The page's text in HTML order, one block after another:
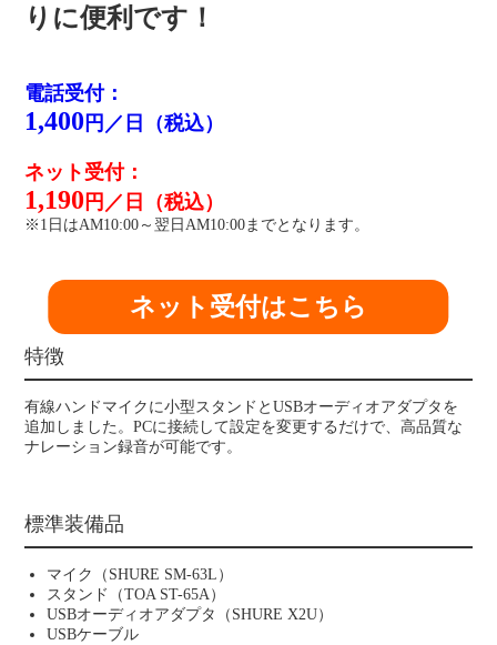
りに便利です！
電話受付：
1,400 円／日（税込）
ネット受付：
1,190 円／日（税込）
※1日はAM10:00～翌日AM10:00までとなります。
ネット受付はこちら
特徴
有線ハンドマイクに小型スタンドとUSBオーディオアダプタを
追加しました。PCに接続して設定を変更するだけで、高品質な
ナレーション録音が可能です。
標準装備品
マイク（SHURE SM-63L）
スタンド（TOA ST-65A）
USBオーディオアダプタ（SHURE X2U）
USBケーブル